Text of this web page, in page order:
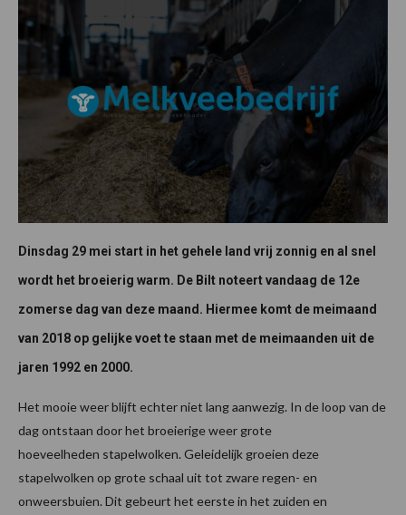
Dinsdag 29 mei start in het gehele land vrij zonnig en al snel
wordt het broeierig warm. De Bilt noteert vandaag de 12e
zomerse dag van deze maand. Hiermee komt de meimaand
van 2018 op gelijke voet te staan met de meimaanden uit de
jaren 1992 en 2000.
Het mooie weer blijft echter niet lang aanwezig. In de loop van de
dag ontstaan door het broeierige weer grote
hoeveelheden stapelwolken. Geleidelijk groeien deze
stapelwolken op grote schaal uit tot zware regen- en
onweersbuien. Dit gebeurt het eerste in het zuiden en